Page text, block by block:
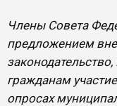
Члены Совета
предложением
гражданам
опросах